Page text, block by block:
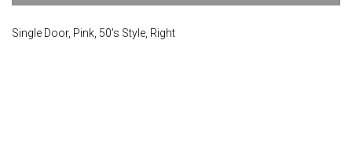
Single Door, Pink, 50's Style, Right